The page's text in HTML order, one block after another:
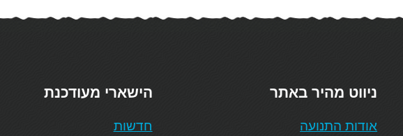
ניווט מהיר באתר
אודות התנועה
הישארי מעודכנת
חדשות